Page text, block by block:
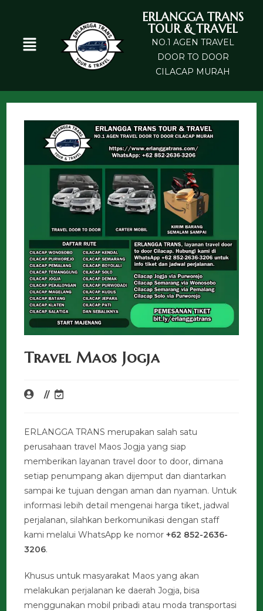
ERLANGGA TRANS
TOUR & TRAVEL
NO.1 AGEN TRAVEL
DOOR TO DOOR
CILACAP MURAH
Travel Maos Jogja
ERLANGGA TRANS merupakan salah satu
perusahaan travel Maos Jogja yang siap
memberikan layanan travel door to door, dimana
setiap penumpang akan dijemput dan diantarkan
sampai ke tujuan dengan aman dan nyaman. Untuk
informasi lebih detail mengenai harga tiket, jadwal
perjalanan, silahkan berkomunikasi dengan staff
kami melalui WhatsApp ke nomor+62 852-2636-
3206.
Khusus untuk masyarakat Maos yang akan
melakukan perjalanan ke daerah Jogja, bisa
menggunakan mobil pribadi atau moda transportasi